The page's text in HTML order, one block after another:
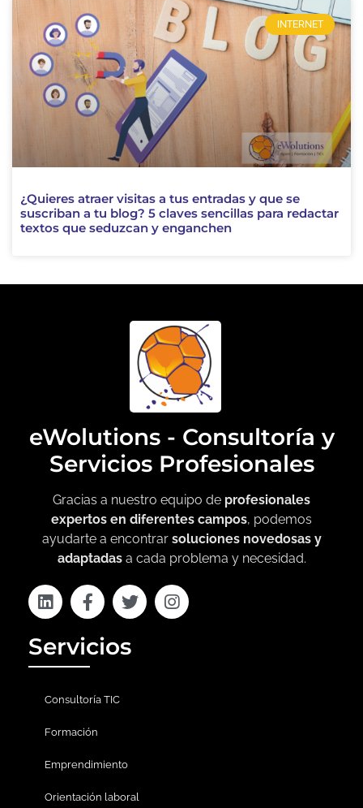
INTERNET
¿Quieres atraer visitas a tus entradas y que se
suscriban a tu blog? 5 claves sencillas para redactar
textos que seduzcan y enganchen
eWolutions - Consultoría y
Servicios Profesionales
Gracias a nuestro equipo de profesionales
expertos en diferentes campos, podemos
ayudarte a encontrar soluciones novedosas y
adaptadasa cada problema y necesidad.
Servicios
Consultoría TIC
Formación
Emprendimiento
Orientación laboral